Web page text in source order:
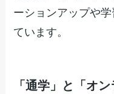
ーションアップや
ています。
「通学」と「オ